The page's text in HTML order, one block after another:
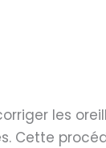
les
Cette